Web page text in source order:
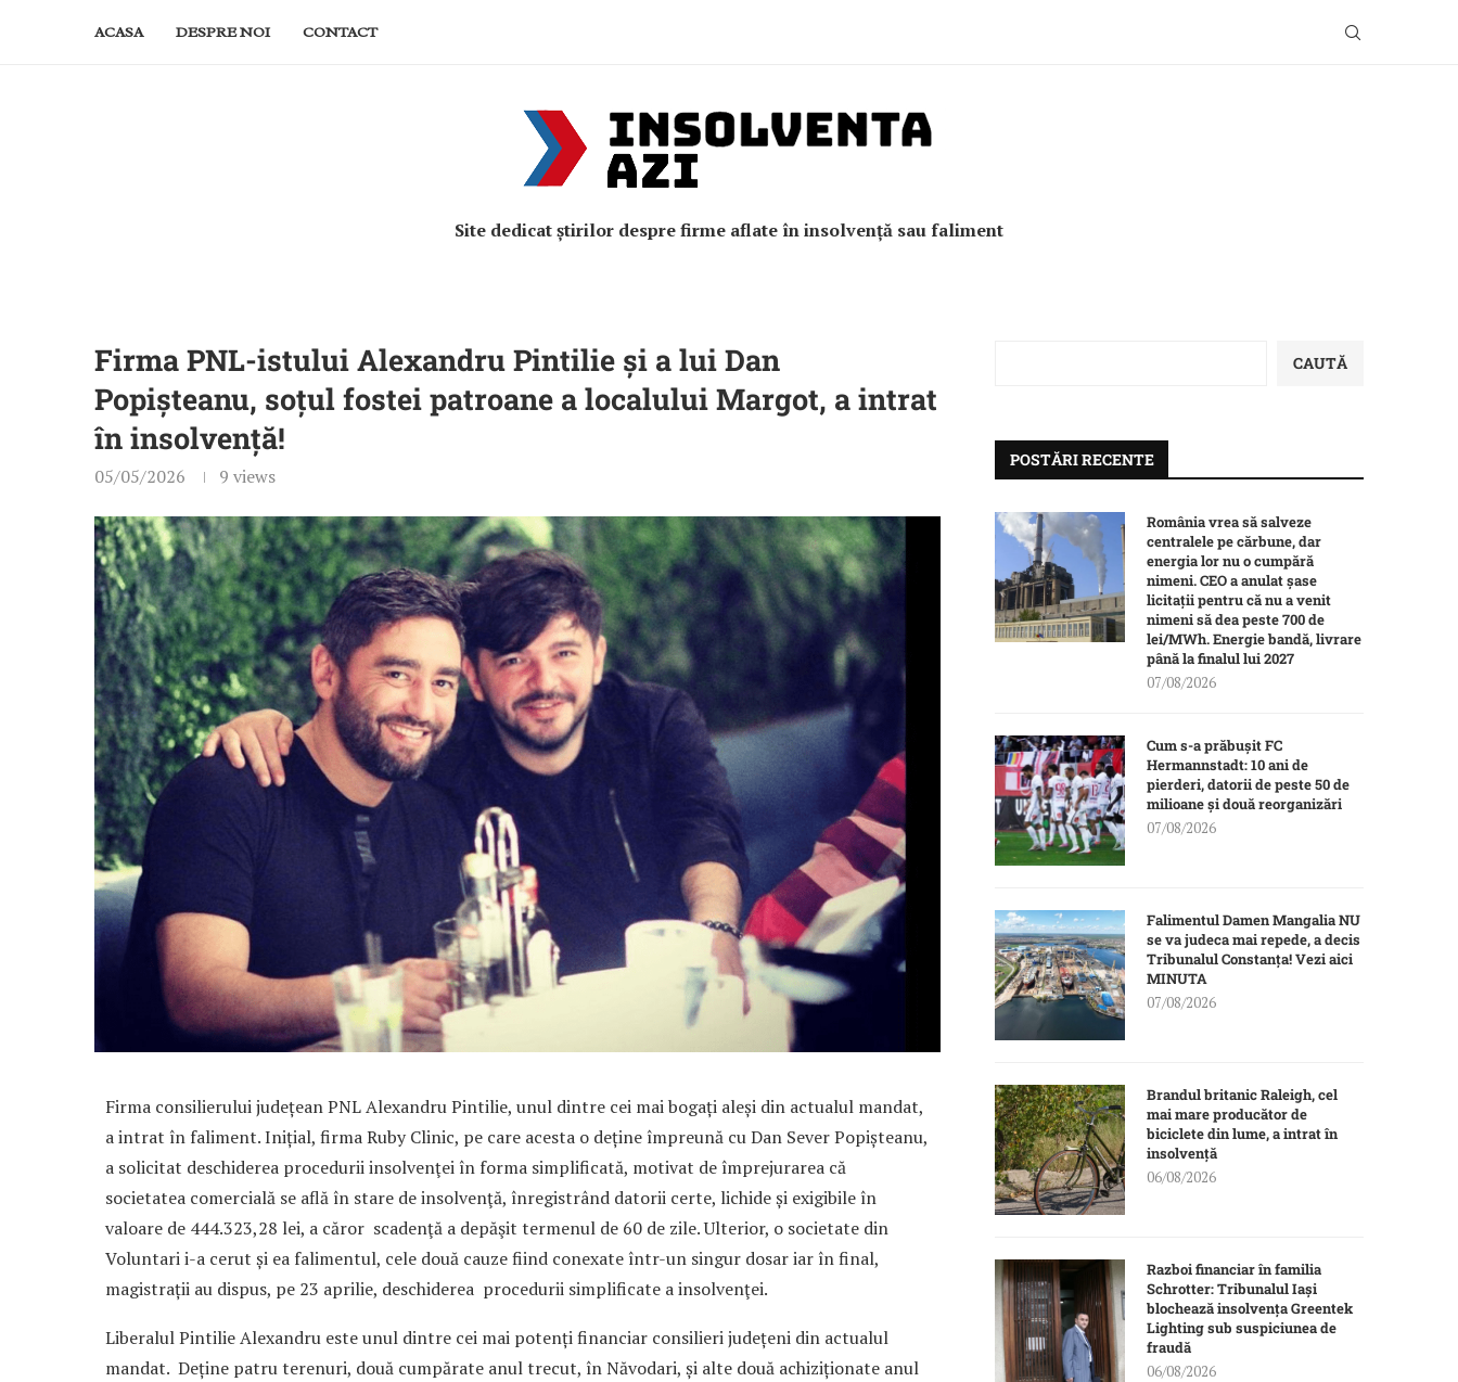
ACASA DESPRE NOI CONTACT
Site dedicat știrilor despre firme aflate în insolvență sau faliment
Firma PNL-istului Alexandru Pintilie și a lui Dan
Popișteanu, soțul fostei patroane a localului Margot, a intrat
în insolvență!
05/05/2026 9 views
Firma consilierului județean PNL Alexandru Pintilie, unul dintre cei mai bogați aleși din actualul mandat,
a intrat în faliment. Inițial, firma Ruby Clinic, pe care acesta o deține împreună cu Dan Sever Popișteanu,
a solicitat deschiderea procedurii insolvenţei în forma simplificată, motivat de împrejurarea că
societatea comercială se află în stare de insolvenţă, înregistrând datorii certe, lichide și exigibile în
valoare de 444.323,28 lei, a căror scadenţă a depăşit termenul de 60 de zile. Ulterior, o societate din
Voluntari i-a cerut și ea falimentul, cele două cauze fiind conexate într-un singur dosar iar în final,
magistrații au dispus, pe 23 aprilie, deschiderea procedurii simplificate a insolvenţei.
Liberalul Pintilie Alexandru este unul dintre cei mai potenți financiar consilieri județeni din actualul
mandat. Deține patru terenuri, două cumpărate anul trecut, în Năvodari, și alte două achiziționate anul
CAUTĂ
POSTĂRI RECENTE
România vrea să salveze
centralele pe cărbune, dar
energia lor nu o cumpără
nimeni. CEO a anulat șase
licitații pentru că nu a venit
nimeni să dea peste 700 de
lei/MWh. Energie bandă, livrare
până la finalul lui 2027
07/08/2026
Cum s-a prăbușit FC
Hermannstadt: 10 ani de
pierderi, datorii de peste 50 de
milioane și două reorganizări
07/08/2026
Falimentul Damen Mangalia NU
se va judeca mai repede, a decis
Tribunalul Constanța! Vezi aici
MINUTA
07/08/2026
Brandul britanic Raleigh, cel
mai mare producător de
biciclete din lume, a intrat în
insolvență
06/08/2026
Razboi financiar în familia
Schrotter: Tribunalul Iași
blochează insolvența Greentek
Lighting sub suspiciunea de
fraudă
06/08/2026